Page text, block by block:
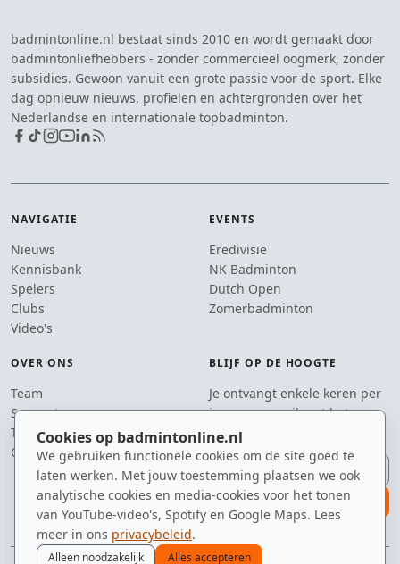
Cookies op badmintonline.nl
We gebruiken functionele cookies om de site goed te
laten werken. Met jouw toestemming plaatsen we ook
analytische cookies en media-cookies voor het tonen
van YouTube-video's, Spotify en Google Maps. Lees
meer in ons privacybeleid.
Alleen noodzakelijk Alles accepteren
badmintonline.nl bestaat sinds 2010 en wordt gemaakt door
badmintonliefhebbers - zonder commercieel oogmerk, zonder
subsidies. Gewoon vanuit een grote passie voor de sport. Elke
dag opnieuw nieuws, profielen en achtergronden over het
Nederlandse en internationale topbadminton.
NAVIGATIE
Nieuws
Kennisbank
Spelers
Clubs
Video's
EVENTS
Eredivisie
NK Badminton
Dutch Open
Zomerbadminton
OVER ONS
Team
Supporters
Tip de redactie
Contact
BLIJF OP DE HOOGTE
Je ontvangt enkele keren per
jaar een e-mail met het
laatste badmintonnieuws.
E-mailadres
aanmelden